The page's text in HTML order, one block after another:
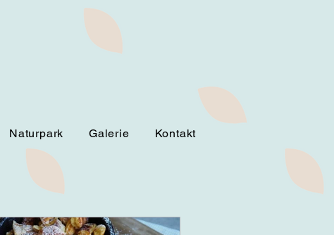
Naturpark Galerie Kontakt